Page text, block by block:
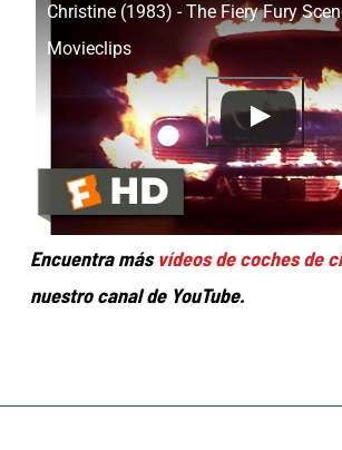
Christine (1983) - The Fiery Fury
Movieclips
Encuentra másvídeos de coches de
nuestro canal de YouTube.